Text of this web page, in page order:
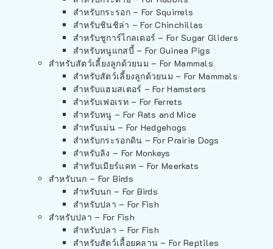
สำหรับกระรอก – For Squirrels
สำหรับชินชิล่า – For Chinchillas
สำหรับชูการ์ไกลเดอร์ – For Sugar Gliders
สำหรับหนูแกสบี้ – For Guinea Pigs
สำหรับสัตว์เลี้ยงลูกด้วยนม – For Mammals
สำหรับสัตว์เลี้ยงลูกด้วยนม – For Mammals
สำหรับแฮมสเตอร์ – For Hamsters
สำหรับเฟอเรท – For Ferrets
สำหรับหนู – For Rats and Mice
สำหรับเม่น – For Hedgehogs
สำหรับกระรอกดิน – For Prairie Dogs
สำหรับลิง – For Monkeys
สำหรับเมียร์แคท – For Meerkats
สำหรับนก – For Birds
สำหรับนก – For Birds
สำหรับปลา – For Fish
สำหรับปลา – For Fish
สำหรับปลา – For Fish
สำหรับสัตว์เลื้อยคลาน – For Reptiles